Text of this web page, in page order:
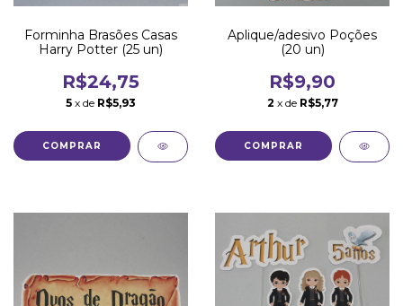
Forminha Brasões Casas
Harry Potter (25 un)
R$24,75
5 x de R$5,93
Aplique/adesivo Poções
(20 un)
R$9,90
2 x de R$5,77